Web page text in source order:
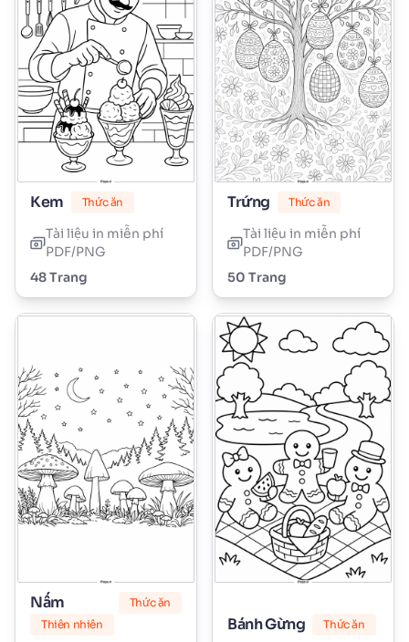
Kem Thức ăn
Tài liệu in miễn phí
PDF/PNG
48 Trang
Trứng Thức ăn
Tài liệu in miễn phí
PDF/PNG
50 Trang
Nấm
Thức ăn
Thiên nhiên
Bánh Gừng Thức ăn